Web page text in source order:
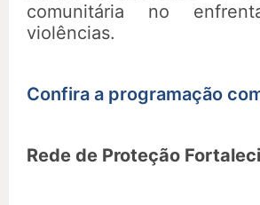
comunitária no
violências.
Confira a programação
Rede de Proteção